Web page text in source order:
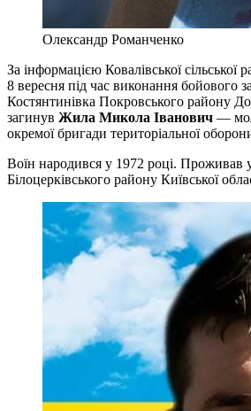
Олександр Романченко
За інформацією Ковалівської сільської
8 вересня під час виконання бойового
Костянтинівка Покровського району
загинув Жила Микола Іванович —
окремої бригади територіальної
Воїн народився у 1972 році. Проживав
Білоцерківського району Київської